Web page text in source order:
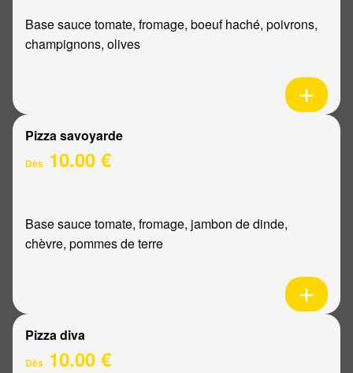
Base sauce tomate, fromage, boeuf haché, poivrons,
champignons, olives
Pizza savoyarde
Dès 10.00 €
Base sauce tomate, fromage, jambon de dinde,
chèvre, pommes de terre
Pizza diva
Dès 10.00 €